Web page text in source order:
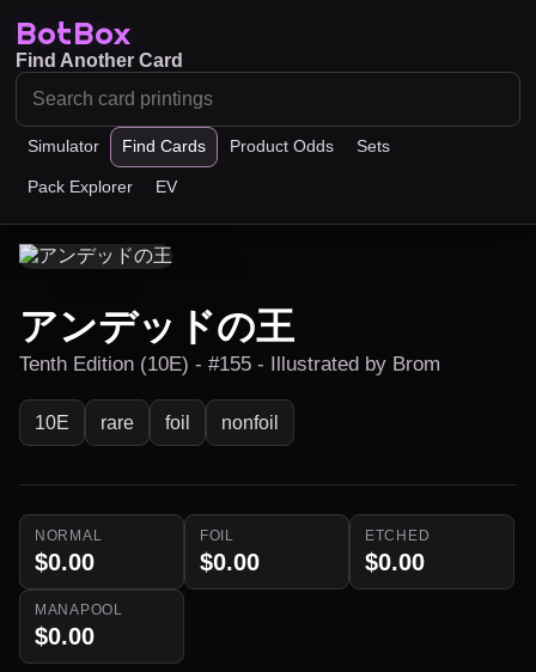
BotBox
Simulator Find Cards Product Odds Sets
Pack Explorer EV
Find Another Card
アンデッドの王
Tenth Edition (10E) - #155 - Illustrated by Brom
10E rare foil nonfoil
NORMAL
$0.00
FOIL
$0.00
ETCHED
$0.00
MANAPOOL
$0.00